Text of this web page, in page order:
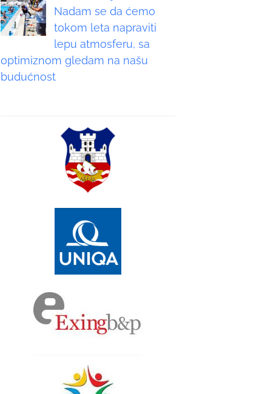
Nadam se da ćemo
tokom leta napraviti
lepu atmosferu, sa
optimiznom gledam na našu
budućnost